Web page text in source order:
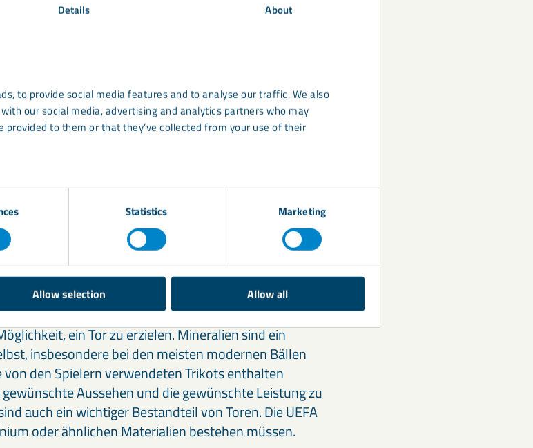
Details About
to provide social media features and to analyse our traffic. We also
our social media, advertising and analytics partners who may
to them or that they’ve collected from your use of their
Statistics Marketing
Allow selection Allow all
haben, von dem aus man zuschauen kann, aber ohne
spielen sehen kann, nützt das nicht viel!
das Spielfeld die richtige Qualität hat und der Rasen
Fußballplatz eine gute Drainage, eine gute
hat – niemand möchte, dass der Boden bei
zu gewährleisten. UnserCalcifert-Kalk, ein
bereits früher für Fußballplätze eingesetzt, um
wenn die Spieler keinen Ball hätten, den sie
ein Tor zu erzielen. Mineralien sind ein
insbesondere bei den meisten modernen Bällen
von den Spielern verwendeten Trikots enthalten
Aussehen und die gewünschte Leistung zu
auch ein wichtiger Bestandteil von Toren. Die UEFA
oder ähnlichen Materialien bestehen müssen.